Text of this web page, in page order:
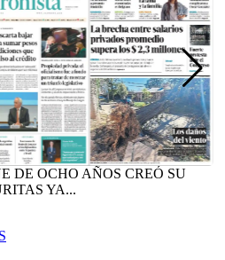
DE OCHO AÑOS CREÓ SU
YA...